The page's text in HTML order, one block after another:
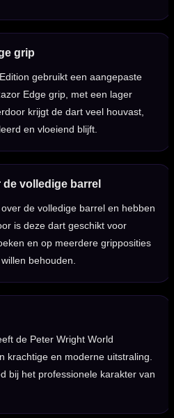
grip
gebruikt een aangepaste
Edge grip, met een lager
krijgt de dart veel houvast,
en vloeiend blijft.
volledige barrel
de volledige barrel en hebben
is deze dart geschikt voor
en op meerdere gripposities
behouden.
de Peter Wright World
krachtige en moderne uitstraling.
bij het professionele karakter van